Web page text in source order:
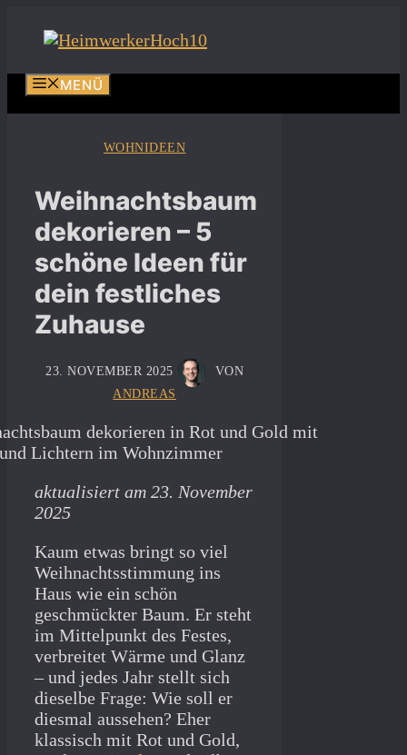
Inhalt
MENÜ
WOHNIDEEN
Weihnachtsbaum
dekorieren – 5
schöne Ideen für
dein festliches
Zuhause
23. NOVEMBER 2025
VON
ANDREAS
aktualisiert am 23. November
2025
Kaum etwas bringt so viel
Weihnachtsstimmung ins
Haus wie ein schön
geschmückter Baum. Er steht
im Mittelpunkt des Festes,
verbreitet Wärme und Glanz
– und jedes Jahr stellt sich
dieselbe Frage: Wie soll er
diesmal aussehen? Eher
klassisch mit Rot und Gold,